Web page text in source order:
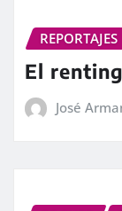
REPORTAJES
El
José